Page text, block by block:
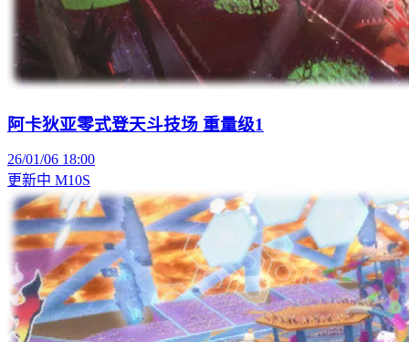
阿卡狄亚零式登天斗技场 重量级1
26/01/06 18:00
更新中 M10S